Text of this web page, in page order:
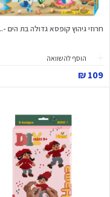
חרוזי גיהוץ קופסא גדולה בת הים -
הוסף להשוואה
109 ₪